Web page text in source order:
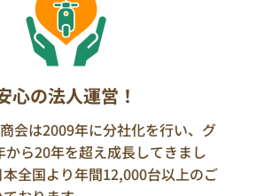
心の法人運営！
会は2009年に分社化を行い、グ
から20年を超え成長してきまし
全国より年間12,000台以上のご